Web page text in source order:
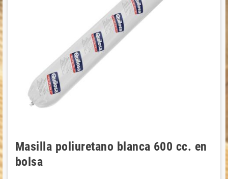
Masilla poliuretano blanca 600 cc. en
bolsa